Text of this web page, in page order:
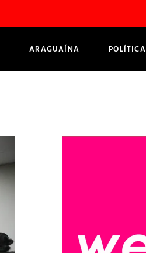
ARAGUAÍNA POLÍTICA